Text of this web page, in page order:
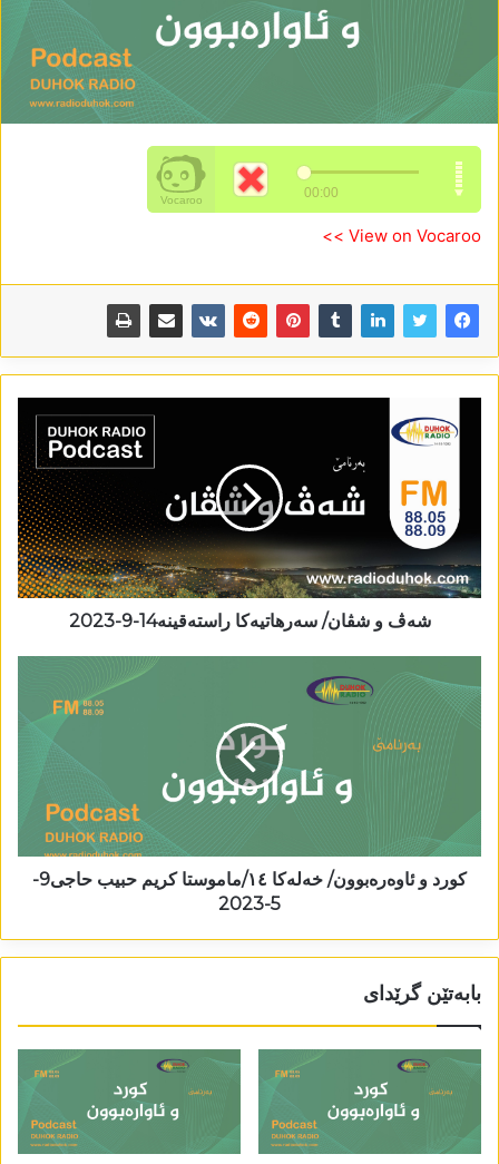
View on Vocaroo >>
شەڤ و شڤان/ سەرھاتیەکا راستەقینە14-9-2023
کورد و ئاوەرەبوون/ خەلەکا ١٤/ماموستا کریم حبیب حاجی9-
5-2023
بابەتێن گرێدای